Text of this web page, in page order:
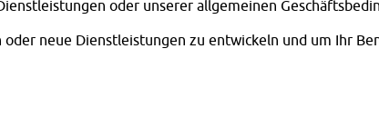
oder unserer allgemeinen
neue Dienstleistungen zu entwickeln und um Ihr